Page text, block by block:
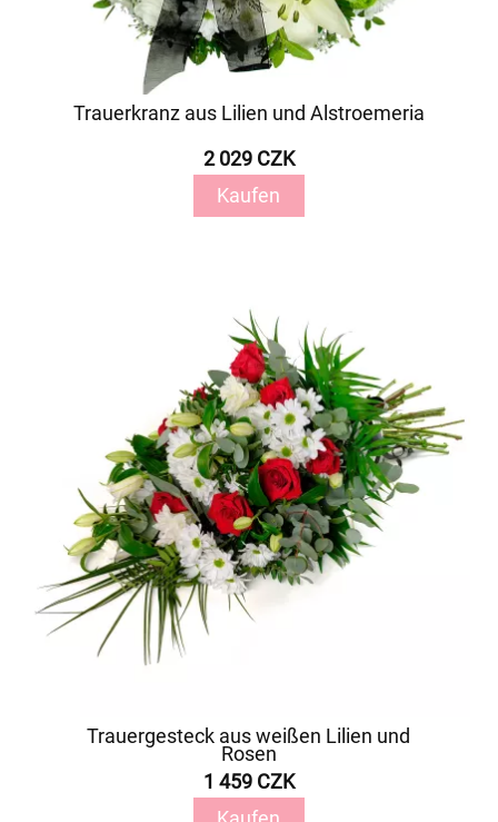
Trauerkranz aus Lilien und Alstroemeria
2 029 CZK
Kaufen
Trauergesteck aus weißen Lilien und
Rosen
1 459 CZK